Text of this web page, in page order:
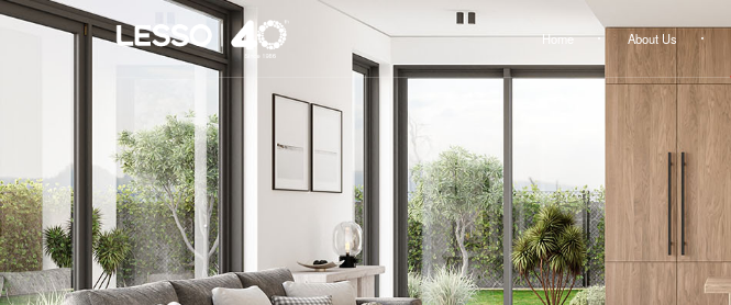
Home About Us